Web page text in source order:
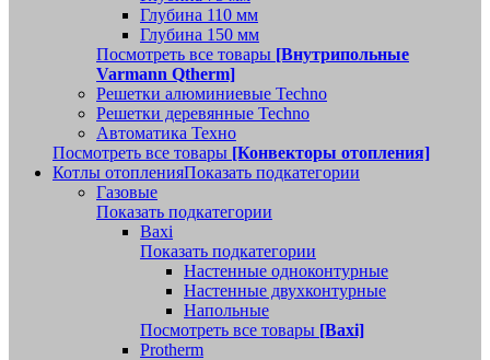
Глубина 110 мм
Глубина 150 мм
Посмотреть все товары [Внутрипольные
Varmann Qtherm]
Решетки алюминиевые Techno
Решетки деревянные Techno
Автоматика Техно
Посмотреть все товары [Конвекторы отопления]
Котлы отопленияПоказать подкатегории
Газовые
Показать подкатегории
Baxi
Показать подкатегории
Настенные одноконтурные
Настенные двухконтурные
Напольные
Посмотреть все товары [Baxi]
Protherm